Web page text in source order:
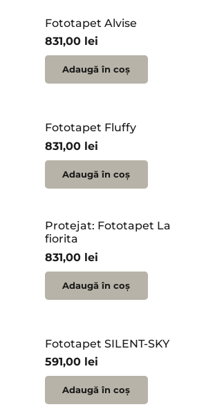
Fototapet Alvise
831,00 lei
Adaugă în coș
Fototapet Fluffy
831,00 lei
Adaugă în coș
Protejat: Fototapet La
fiorita
831,00 lei
Adaugă în coș
Fototapet SILENT-SKY
591,00 lei
Adaugă în coș